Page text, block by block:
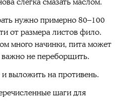
нужно примерно 80–100
от размера листов фило.
много начинки, пита может
важно не переборщить.
выложить на противень.
шаги для